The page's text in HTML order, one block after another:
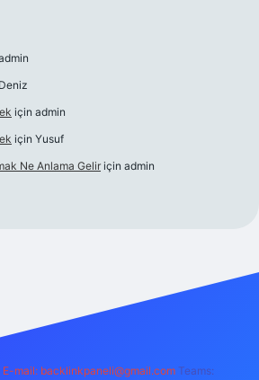
Deniz
için admin
için Yusuf
Ne Anlama Gelir için admin
E-mail: backlinkpaneli@gmail.com Teams: